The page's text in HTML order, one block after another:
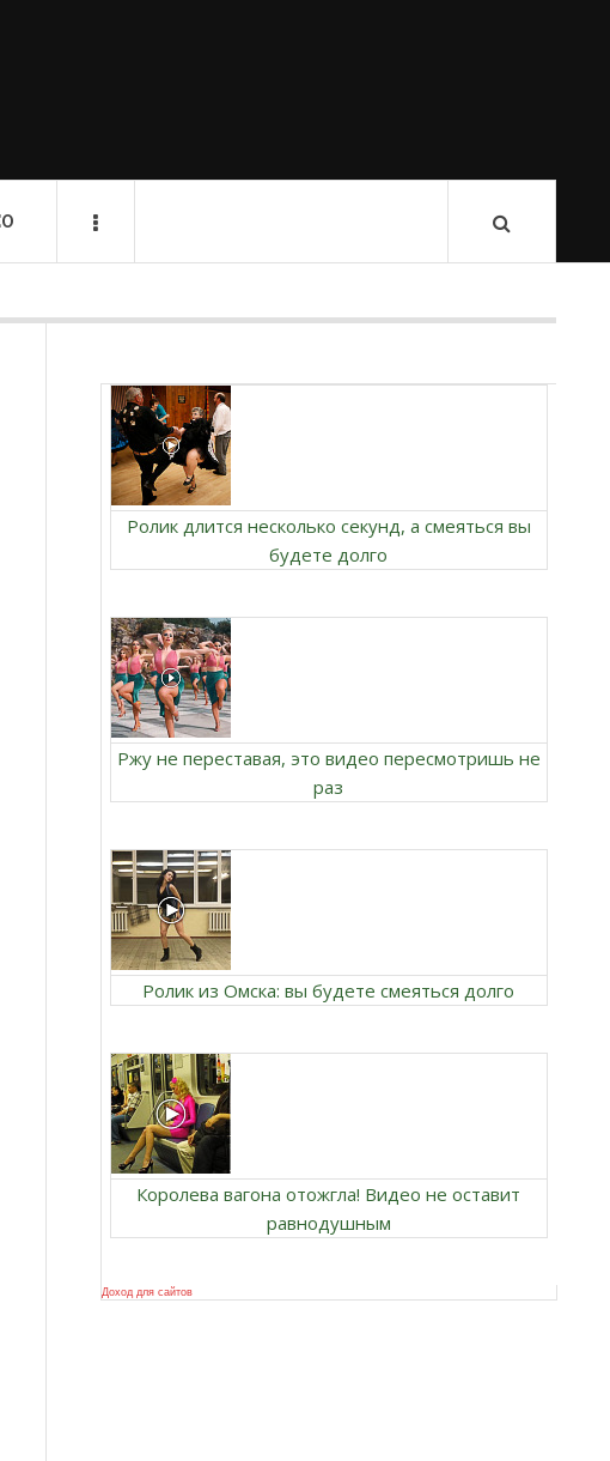
Ролик длится несколько секунд, а смеяться вы
будете долго
Ржу не переставая, это видео пересмотришь не
раз
Ролик из Омска: вы будете смеяться долго
Королева вагона отожгла! Видео не оставит
равнодушным
Доход для сайтов